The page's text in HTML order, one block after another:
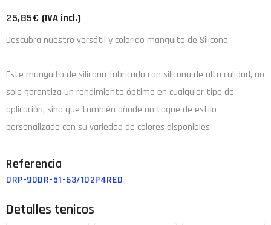
25,85€ (IVA incl.)
Descubra nuestro versátil y colorido manguito de Silicona.
Este manguito de silicona fabricado con silicona de alta calidad, no
solo garantiza un rendimiento óptimo en cualquier tipo de
aplicación, sino que también añade un toque de estilo
personalizado con su variedad de colores disponibles.
DRP-90DR-51-63/102P4RED
Detalles tenicos